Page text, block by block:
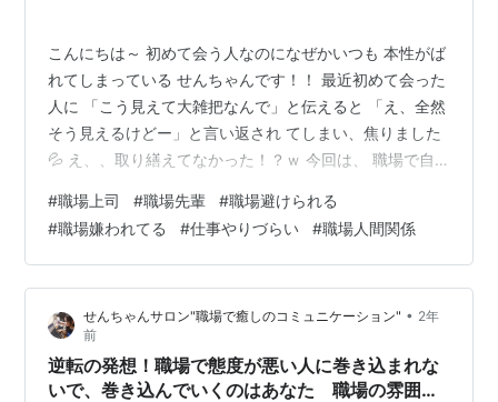
こんにちは～ 初めて会う人なのになぜかいつも 本性がば
れてしまっている せんちゃんです！！ 最近初めて会った
人に 「こう見えて大雑把なんで」と伝えると 「え、全然
そう見えるけどー」と言い返され てしまい、焦りました
💦 え、、取り繕えてなかった！？ｗ 今回は、 職場で自
を 修復する方法 をご紹介します！！ 最初に申し上げて
おきますと 私は心理カウンセラーだったり 公認心理士で
はありません！ 完全に独自の経験から得た気づきを元に
編み出してきた方法となります。 とはいえ、この方法を
実践すると 間違いなくコミュニケーションの力がつき、
あなたの世…
#職場上司 #職場先輩 #職場避けられる
#職場嫌われてる #仕事やりづらい #職場人間関係
せんちゃんサロン"職場で癒しのコミュニケーション" • 2年
前
逆転の発想！職場で態度が悪い人に巻き込まれな
いで、巻き込んでいくのはあなた 職場の雰囲気